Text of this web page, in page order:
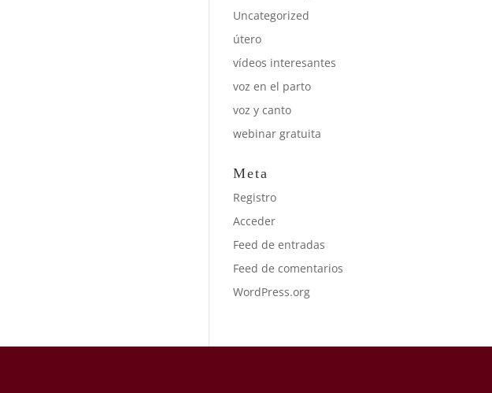
Uncategorized
útero
vídeos interesantes
voz en el parto
voz y canto
webinar gratuita
Meta
Registro
Acceder
Feed de entradas
Feed de comentarios
WordPress.org